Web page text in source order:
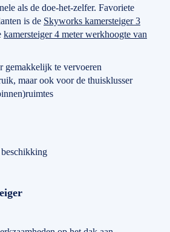
als de doe-het-zelfer. Favoriete
is de Skyworks kamersteiger 3
kamersteiger 4 meter werkhoogte van
gemakkelijk te vervoeren
maar ook voor de thuisklusser